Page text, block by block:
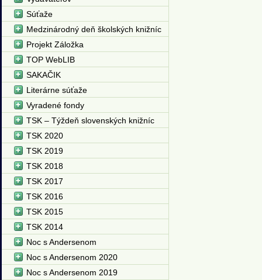
Súťaže
Medzinárodný deň školských knižníc
Projekt Záložka
TOP WebLIB
SAKAČIK
Literárne súťaže
Vyradené fondy
TSK – Týždeň slovenských knižníc
TSK 2020
TSK 2019
TSK 2018
TSK 2017
TSK 2016
TSK 2015
TSK 2014
Noc s Andersenom
Noc s Andersenom 2020
Noc s Andersenom 2019